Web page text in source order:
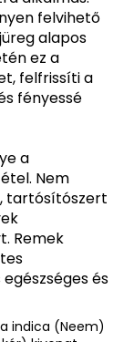
felvihető
alapos
ez a
felfrissíti a
fényessé
a
Nem
tartósítószert
Remek
és
indica (Neem)